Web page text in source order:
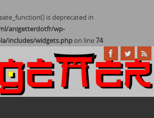
is deprecated in
anigetterdotfr/wp-
includes/widgets.phpon line74